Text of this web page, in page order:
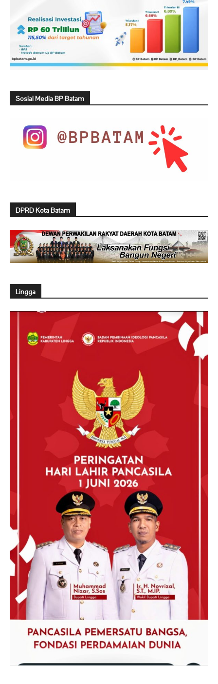
Sosial Media BP Batam
DPRD Kota Batam
Lingga